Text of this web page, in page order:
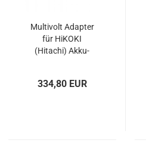
Multivolt Adapter
für HiKOKI
(Hitachi) Akku-
334,80 EUR